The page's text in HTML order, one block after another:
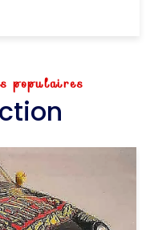
populaires